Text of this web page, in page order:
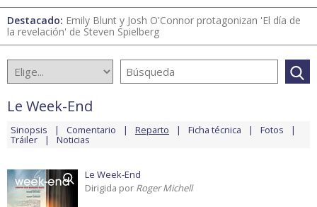
Destacado: Emily Blunt y Josh O'Connor protagonizan 'El día de
la revelación' de Steven Spielberg
Le Week-End
Sinopsis Comentario Reparto Ficha técnica Fotos
Tráiler Noticias
Le Week-End
Dirigida por Roger Michell